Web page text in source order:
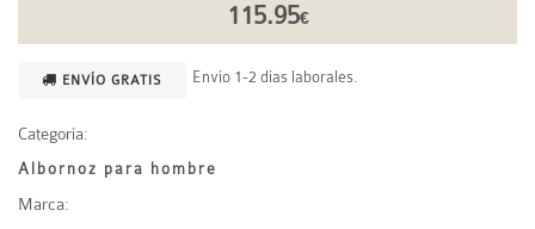
115.95€
ENVÍO GRATIS Envío 1-2 días laborales.
Categoría:
Albornoz para hombre
Marca: